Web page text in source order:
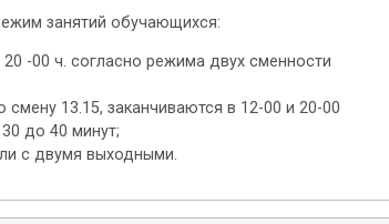
занятий обучающихся:
-00 ч. согласно режима двух сменности
13.15, заканчиваются в 12-00 и 20-00
до 40 минут;
с двумя выходными.